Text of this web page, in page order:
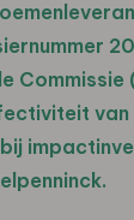
van